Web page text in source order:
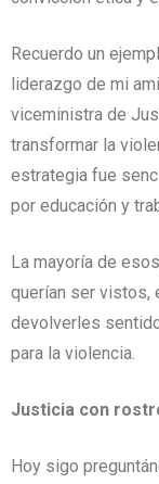
Recuerdo un
liderazgo de mi
viceministra de
transformar la
estrategia fue
por educación y
La mayoría de
querían ser vistos,
devolverles
para la violencia.
Justicia con
Hoy sigo